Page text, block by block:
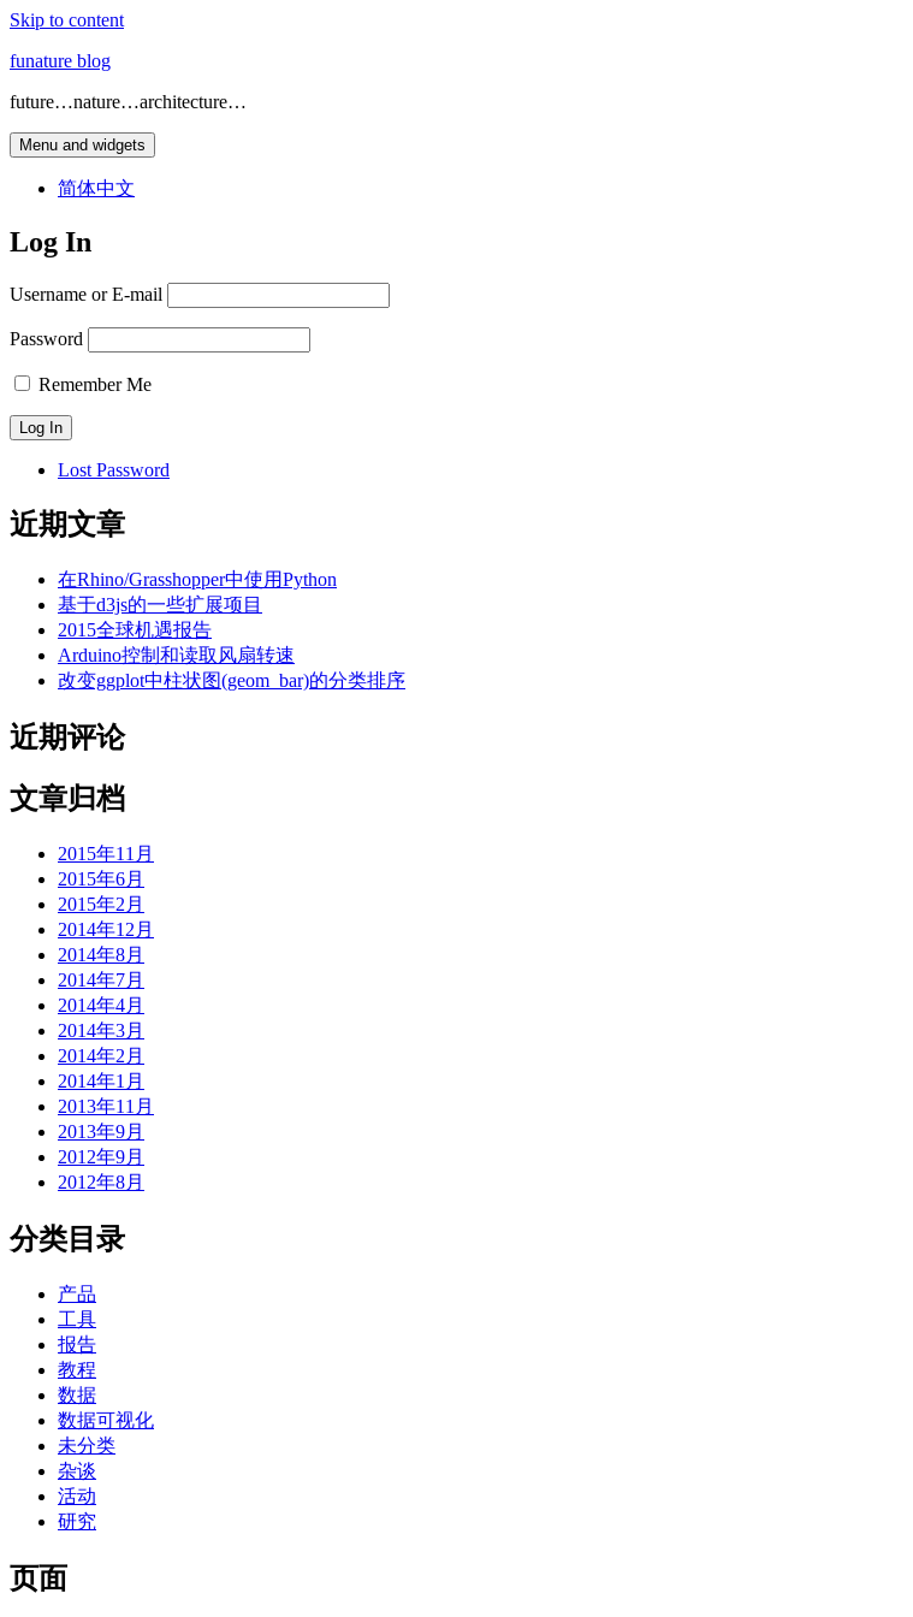
Skip to content
funature blog
future…nature…architecture…
Menu and widgets
简体中文
Log In
Username or E-mail
Password
Remember Me
Lost Password
近期文章
在Rhino/Grasshopper中使用Python
基于d3js的一些扩展项目
2015全球机遇报告
Arduino控制和读取风扇转速
改变ggplot中柱状图(geom_bar)的分类排序
近期评论
文章归档
2015年11月
2015年6月
2015年2月
2014年12月
2014年8月
2014年7月
2014年4月
2014年3月
2014年2月
2014年1月
2013年11月
2013年9月
2012年9月
2012年8月
分类目录
产品
工具
报告
教程
数据
数据可视化
未分类
杂谈
活动
研究
页面